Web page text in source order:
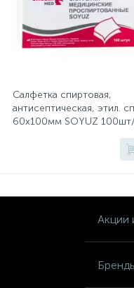
Салфетка спиртовая,
антисептическая, этил.
60х100мм SOYUZ 100шт/
Акции
Фурнитура и
Цветочницы
Шкафы для
Шкафы для